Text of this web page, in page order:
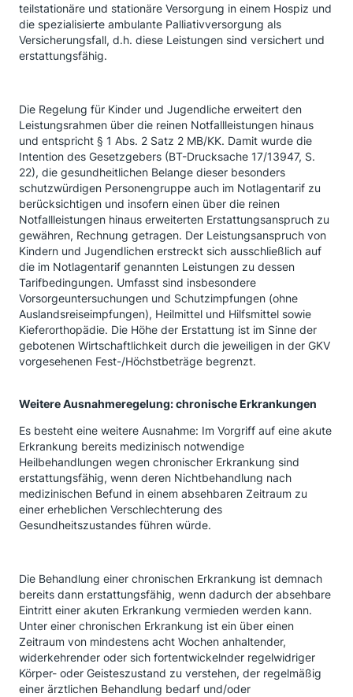
teilstationäre und stationäre Versorgung in einem Hospiz und
die spezialisierte ambulante Palliativversorgung als
Versicherungsfall, d.h. diese Leistungen sind versichert und
erstattungsfähig.
Die Regelung für Kinder und Jugendliche erweitert den
Leistungsrahmen über die reinen Notfallleistungen hinaus
und entspricht § 1 Abs. 2 Satz 2 MB/KK. Damit wurde die
Intention des Gesetzgebers (BT-Drucksache 17/13947, S.
22), die gesundheitlichen Belange dieser besonders
schutzwürdigen Personengruppe auch im Notlagentarif zu
berücksichtigen und insofern einen über die reinen
Notfallleistungen hinaus erweiterten Erstattungsanspruch zu
gewähren, Rechnung getragen. Der Leistungsanspruch von
Kindern und Jugendlichen erstreckt sich ausschließlich auf
die im Notlagentarif genannten Leistungen zu dessen
Tarifbedingungen. Umfasst sind insbesondere
Vorsorgeuntersuchungen und Schutzimpfungen (ohne
Auslandsreiseimpfungen), Heilmittel und Hilfsmittel sowie
Kieferorthopädie. Die Höhe der Erstattung ist im Sinne der
gebotenen Wirtschaftlichkeit durch die jeweiligen in der GKV
vorgesehenen Fest-/Höchstbeträge begrenzt.
Weitere Ausnahmeregelung: chronische Erkrankungen
Es besteht eine weitere Ausnahme: Im Vorgriff auf eine akute
Erkrankung bereits medizinisch notwendige
Heilbehandlungen wegen chronischer Erkrankung sind
erstattungsfähig, wenn deren Nichtbehandlung nach
medizinischen Befund in einem absehbaren Zeitraum zu
einer erheblichen Verschlechterung des
Gesundheitszustandes führen würde.
Die Behandlung einer chronischen Erkrankung ist demnach
bereits dann erstattungsfähig, wenn dadurch der absehbare
Eintritt einer akuten Erkrankung vermieden werden kann.
Unter einer chronischen Erkrankung ist ein über einen
Zeitraum von mindestens acht Wochen anhaltender,
widerkehrender oder sich fortentwickelnder regelwidriger
Körper- oder Geisteszustand zu verstehen, der regelmäßig
einer ärztlichen Behandlung bedarf und/oder